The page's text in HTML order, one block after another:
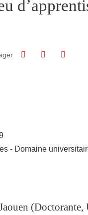
Partager surPartager sur
- Domaine